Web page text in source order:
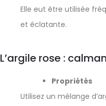
Elle eut être utilisée
et éclatante.
L’argile rose :
Propriétés
Utilisez un mélange